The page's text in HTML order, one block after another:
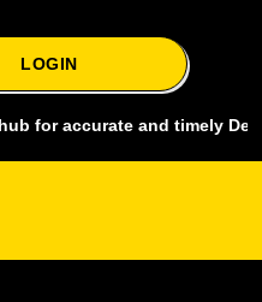
LOGIN
and timely Delhi